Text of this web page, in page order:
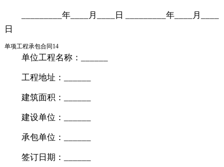
_________年____月____日 _________年____月____
日
单项工程承包合同14
单位工程名称：______
工程地址：______
建筑面积：______
建设单位：______
承包单位：______
签订日期：______